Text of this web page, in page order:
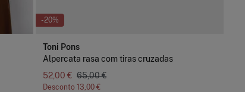
-20%
Toni Pons
Alpercata rasa com tiras cruzadas
52,00 € 65,00 €
Desconto 13,00 €